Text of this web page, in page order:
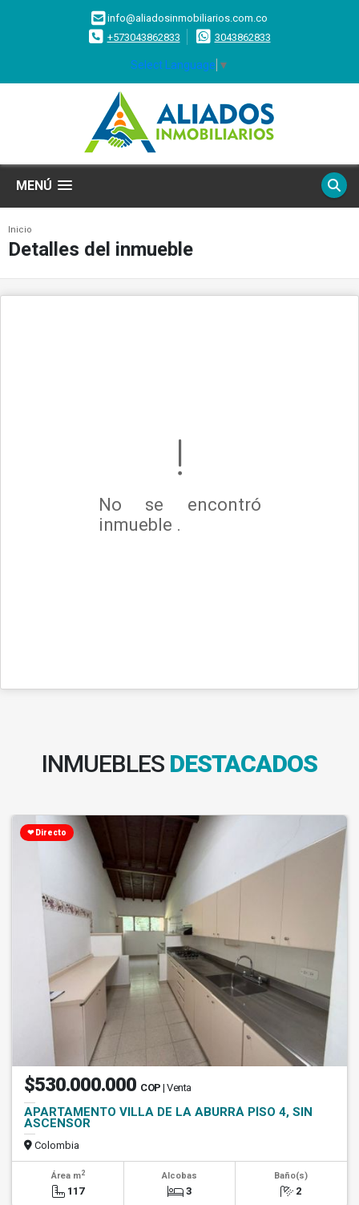
info@aliadosinmobiliarios.com.co
+573043862833
3043862833
Select Language ▼
MENÚ
Inicio
Detalles del inmueble
No se encontró
inmueble .
INMUEBLES DESTACADOS
❤ Directo
$530.000.000 COP | Venta
APARTAMENTO VILLA DE LA ABURRÁ PÍSO 4, SIN
ASCENSOR
Colombia
Área m2
117
Alcobas
3
Baño(s)
2